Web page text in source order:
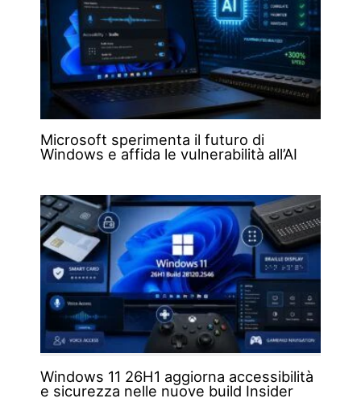
Microsoft sperimenta il futuro di
Windows e affida le vulnerabilità all’AI
Windows 11 26H1 aggiorna accessibilità
e sicurezza nelle nuove build Insider